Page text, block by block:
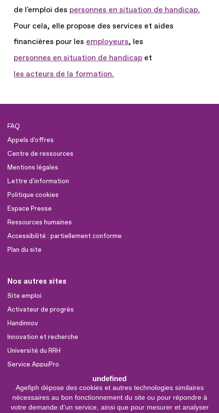
undefined
Agefiph dépose des cookies et autres technologies similaires
nécessaires au bon fonctionnement du site ou pour répondre à
votre demande d’un service, ainsi que pour mesurer et analyser
de l'emploi des personnes en situation de handicap.
Pour cela, elle propose des services et aides
financières pour les employeurs, les
personnes en situation de handicap et
les acteurs de la formation.
FAQ
Appels d'offres
Centre de ressources
Mentions légales
Lettre d'information
Politique cookies
Espace Presse
Ressources humaines
Accessibilité : partiellement conforme
Plan du site
Nos autres sites
Site emploi
Activateur de progrès
Handinnov
Innovation et recherche
Université du RRH
Service AppuiPro
Nous suivre
Youtube